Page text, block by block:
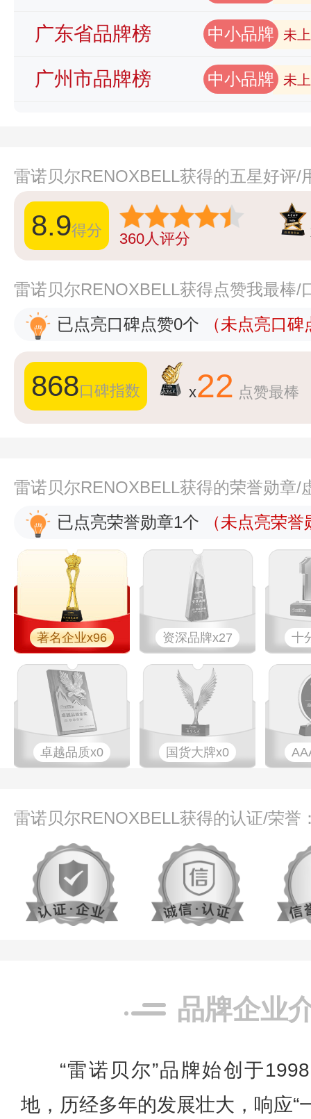
广东省品牌榜 中小品牌 未
广州市品牌榜 中小品牌 未
雷诺贝尔RENOXBELL获得的五星好评/
8.9得分 360人评分
雷诺贝尔RENOXBELL获得点赞我最棒/
已点亮口碑点赞0个
（未点亮口
868口碑指数 x22 点赞最棒
雷诺贝尔RENOXBELL获得的荣誉勋章/
已点亮荣誉勋章1个
（未点亮荣
著名企业x96 资深品牌x27 十
卓越品质x0 国货大牌x0
雷诺贝尔RENOXBELL获得的认证/荣誉
品牌企业
“雷诺贝尔”品牌始创于
地，历经多年的发展壮大，响应“